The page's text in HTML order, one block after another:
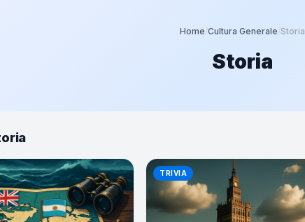
Home /Cultura Generale /Storia
Storia
TRIVIA